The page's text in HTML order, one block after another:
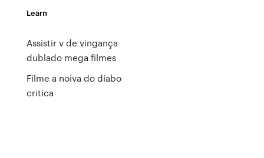
Learn
Assistir v de vingança
dublado mega filmes
Filme a noiva do diabo
critica